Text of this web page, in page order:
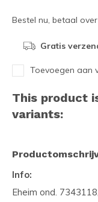
Bestel nu, betaal
Gratis
Toevoegen aan
This product
variants:
Info:
Eheim ond.